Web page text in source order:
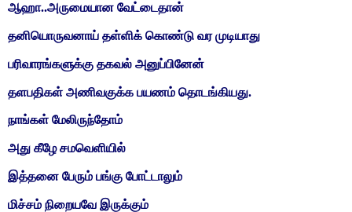
ஆஹா..அருமையான வேட்டைதான்
தனியொருவனாய் தள்ளிக் கொண்டு வர முடியாது
பரிவாரங்களுக்கு தகவல் அனுப்பினேன்
தளபதிகள் அணிவகுக்க பயணம் தொடங்கியது.
நாங்கள் மேலிருந்தோம்
அது கீழே சமவெளியில்
இத்தனை பேரும் பங்கு போட்டாலும்
மிச்சம் நிறையவே இருக்கும்